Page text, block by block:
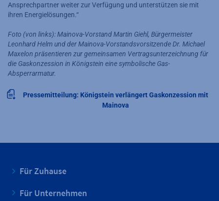
Ansprechpartner weiter zur Verfügung und unterstützen sie mit
ihren Energielösungen.“
Foto (von links): Mainova-Vorstand Martin Giehl, Bürgermeister
Leonhard Helm und der Mainova-Vorstandsvorsitzende Dr. Michael
Maxelon präsentieren zur gemeinsamen Vertragsunterzeichnung für
die Gaskonzession in Königstein eine symbolische Gas-
Absperrarmatur.
Pressemitteilung: Königstein verlängert Gaskonzession mit
Mainova
Für Zuhause
Für Unternehmen